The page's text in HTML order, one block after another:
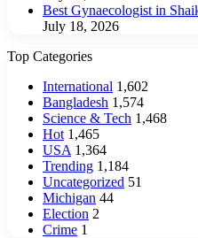
Best Gynaecologist in
July 18, 2026
Top Categories
International 1,602
Bangladesh 1,574
Science & Tech 1,468
Hot 1,465
USA 1,364
Trending 1,184
Uncategorized 51
Michigan 44
Election 2
Crime 1